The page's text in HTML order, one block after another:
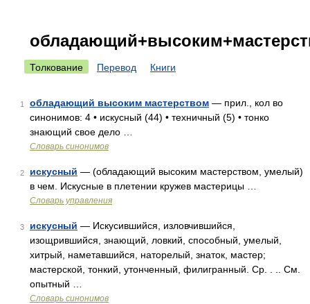
Толкование Перевод Книги
1 обладающий высоким мастерством — прил., кол во
синонимов: 4 • искусный (44) • техничный (5) • тонко
знающий свое дело …
Словарь синонимов
2 искусный — (обладающий высоким мастерством, умелый)
в чем. Искусные в плетении кружев мастерицы …
Словарь управления
3 искусный — Искусившийся, изловчившийся,
изощрившийся, знающий, ловкий, способный, умелый,
хитрый, наметавшийся, наторелый, знаток, мастер;
мастерской, тонкий, утонченный, филигранный. Ср. . .. См.
опытный …
Словарь синонимов